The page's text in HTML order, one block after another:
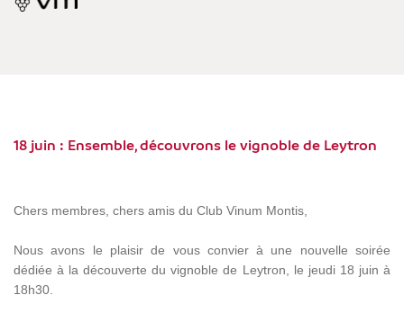
18 juin : Ensemble, découvrons le vignoble de Leytron
Chers membres, chers amis du Club Vinum Montis,
Nous avons le plaisir de vous convier à une nouvelle soirée
dédiée à la découverte du vignoble de Leytron, le jeudi 18 juin à
18h30.